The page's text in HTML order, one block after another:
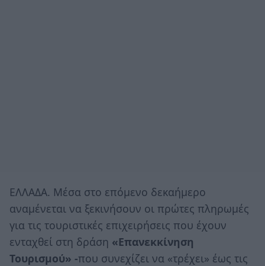
ΕΛΛΑΔΑ. Μέσα στο επόμενο δεκαήμερο
αναμένεται να ξεκινήσουν οι πρώτες πληρωμές
για τις τουριστικές επιχειρήσεις που έχουν
ενταχθεί στη δράση «Επανεκκίνηση
Τουρισμού» -που συνεχίζει να «τρέχει» έως τις